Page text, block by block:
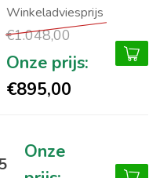
€1.048,00
€895,00